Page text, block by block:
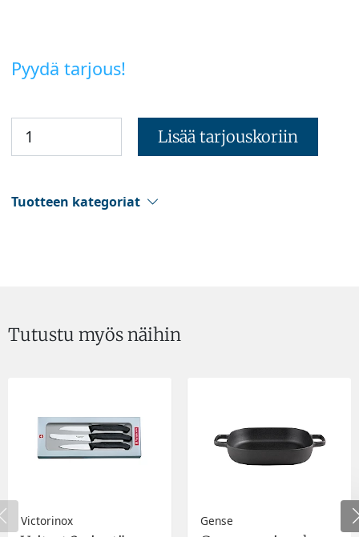
Pyydä tarjous!
Lisää tarjouskoriin
Tuotteen kategoriat
Tutustu myös näihin
Victorinox Gense